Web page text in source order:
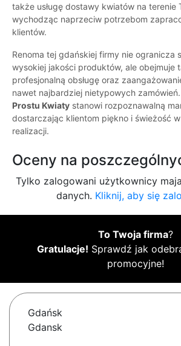
także usługę dostawy kwiatów na terenie
wychodząc naprzeciw potrzebom
klientów.
Renoma tej gdańskiej firmy nie ogranicza
wysokiej jakości produktów, ale obejmuje
profesjonalną obsługę oraz
nawet najbardziej nietypowych
Prostu Kwiaty stanowi rozpoznawalną
dostarczając klientom piękno i świeżość
realizacji.
Oceny na
Tylko zalogowani użytkownicy
danych. Kliknij, aby się
To Twoja firma?
Gratulacje! Sprawdź jak
promocyjne!
Gdańsk
Gdansk